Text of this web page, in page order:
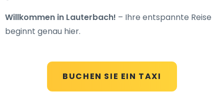
BUCHEN SIE EIN TAXI
Willkommen in Lauterbach! – Ihre entspannte Reise
beginnt genau hier.